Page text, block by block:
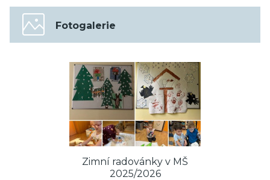
Fotogalerie
Zimní radovánky v MŠ
2025/2026